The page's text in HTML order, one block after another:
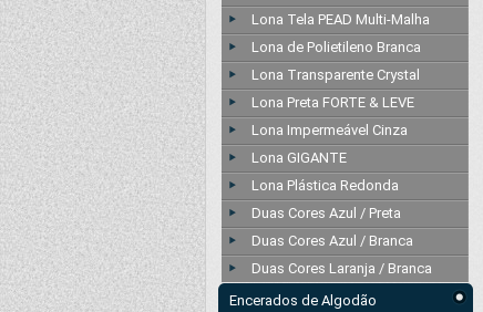
Lona Tela PEAD Multi-Malha
Lona de Polietileno Branca
Lona Transparente Crystal
Lona Preta FORTE & LEVE
Lona Impermeável Cinza
Lona GIGANTE
Lona Plástica Redonda
Duas Cores Azul / Preta
Duas Cores Azul / Branca
Duas Cores Laranja / Branca
Encerados de Algodão